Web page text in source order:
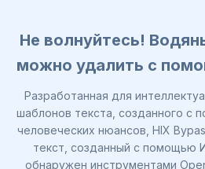
Не волнуйтесь!
можно удалить с
Разработанная для
шаблонов текста, созданного с
человеческих нюансов, HIX
текст, созданный с помощью
обнаружен инструментами